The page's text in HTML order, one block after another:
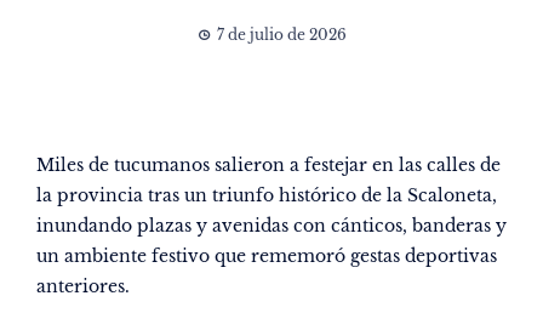
7 de julio de 2026
Miles de tucumanos salieron a festejar en las calles de
la provincia tras un triunfo histórico de la Scaloneta,
inundando plazas y avenidas con cánticos, banderas y
un ambiente festivo que rememoró gestas deportivas
anteriores.